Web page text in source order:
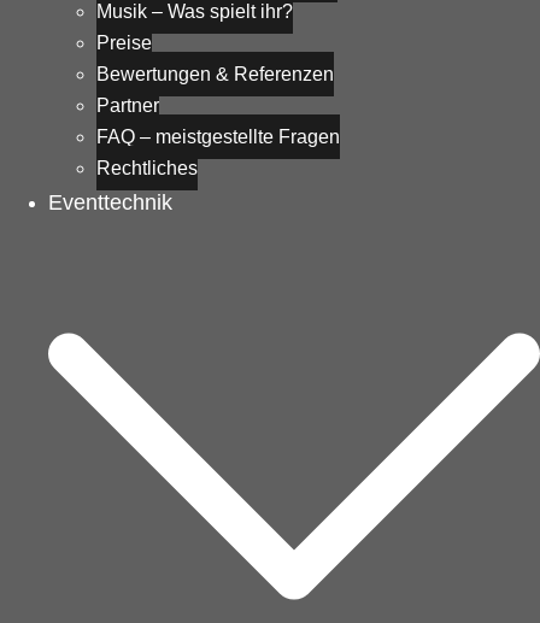
Musik – Was spielt ihr?
Preise
Bewertungen & Referenzen
Partner
FAQ – meistgestellte Fragen
Rechtliches
Eventtechnik